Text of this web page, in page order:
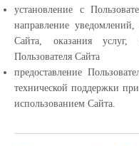
установление с
направление
Сайта, оказания
Пользователя Сайта
предоставление
технической поддержки
использованием Сайта.